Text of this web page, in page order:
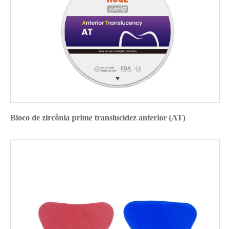
Bloco de zircônia prime translucidez anterior (AT)